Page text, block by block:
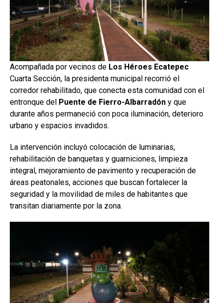
Acompañada por vecinos de Los Héroes Ecatepec
Cuarta Sección, la presidenta municipal recorrió el
corredor rehabilitado, que conecta esta comunidad con el
entronque del Puente de Fierro-Albarradón y que
durante años permaneció con poca iluminación, deterioro
urbano y espacios invadidos.
La intervención incluyó colocación de luminarias,
rehabilitación de banquetas y guarniciones, limpieza
integral, mejoramiento de pavimento y recuperación de
áreas peatonales, acciones que buscan fortalecer la
seguridad y la movilidad de miles de habitantes que
transitan diariamente por la zona.